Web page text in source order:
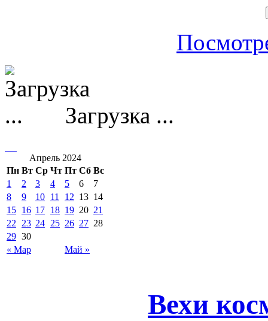
Загрузка ...
Апрель 2024
Пн Вт Ср Чт Пт Сб Вс
« Мар Май »
1 2 3 4 5 6
7
8
9 10 11 12 13 14
15 16 17 18 19 20 21
22
23 24 25 26 27 28
29 30
Вехи